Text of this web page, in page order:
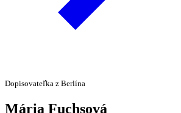
Dopisovateľka z Berlína
Mária Fuchsová